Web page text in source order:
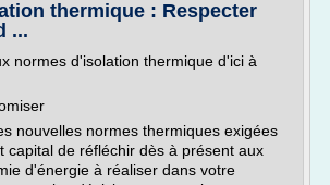
thermique : Respecter
...
normes d'isolation thermique d'ici à
nouvelles normes thermiques exigées
capital de réfléchir dès à présent aux
d'énergie à réaliser dans votre